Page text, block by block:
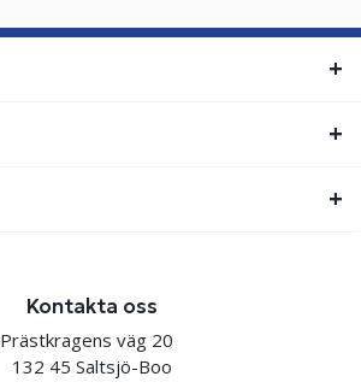
Kontakta oss
Prästkragens väg 20
132 45 Saltsjö-Boo